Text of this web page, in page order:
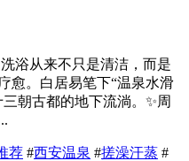
浴从来不只是清洁，而是
愈。白居易笔下“温泉水滑
朝古都的地下流淌。✨周
荐 #西安温泉 #搓澡汗蒸 #